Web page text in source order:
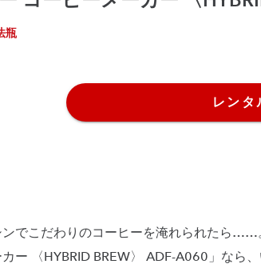
瓶
レンタ
ンでこだわりのコーヒーを淹れられたら
ー 〈HYBRID BREW〉 ADF-A060」なら